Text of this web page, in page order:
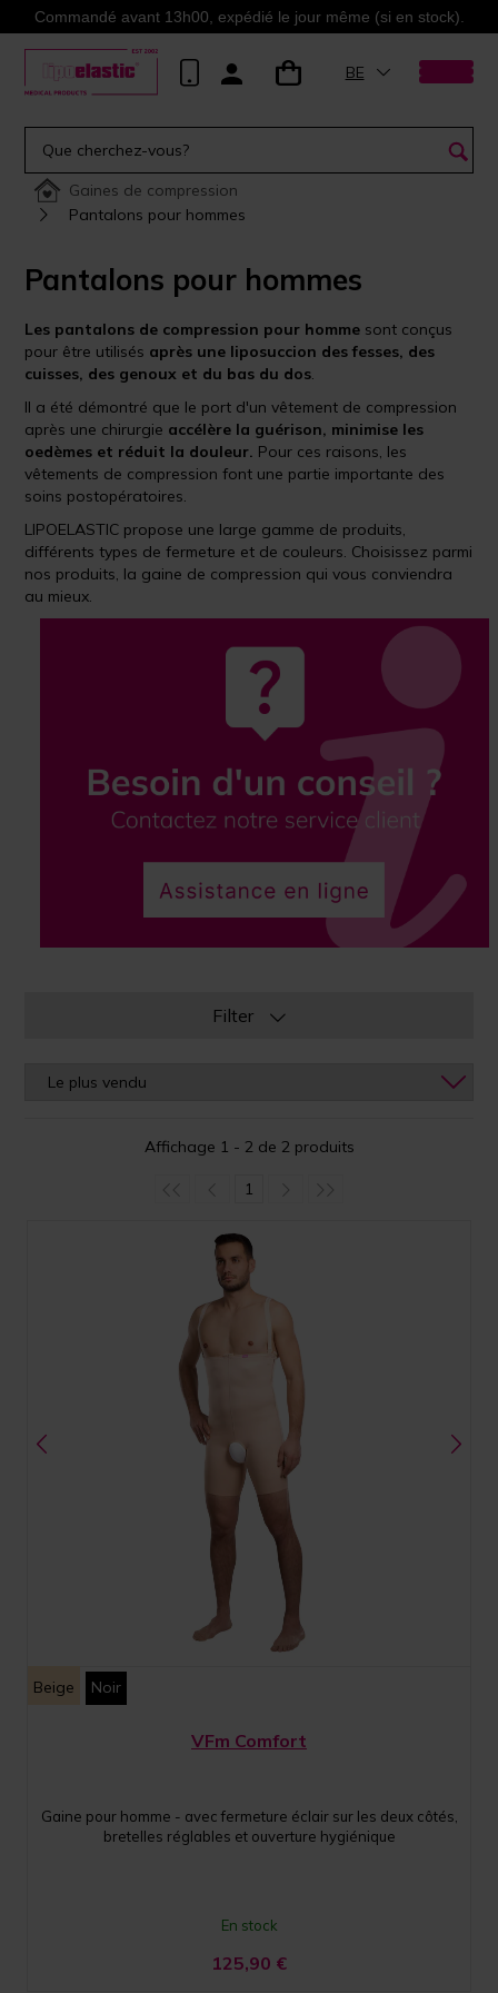
Commandé avant 13h00, expédié le jour même (si en stock).
BE
Gaines de compression
Pantalons pour hommes
Pantalons pour hommes
Les pantalons de compression pour homme sont conçus
pour être utilisés après une liposuccion des fesses, des
cuisses, des genoux et du bas du dos.
Il a été démontré que le port d'un vêtement de compression
après une chirurgie accélère la guérison, minimise les
oedèmes et réduit la douleur. Pour ces raisons, les
vêtements de compression font une partie importante des
soins postopératoires.
LIPOELASTIC propose une large gamme de produits,
différents types de fermeture et de couleurs. Choisissez parmi
nos produits, la gaine de compression qui vous conviendra
au mieux.
Filter
Affichage 1 - 2 de 2 produits
1
Beige Noir
VFm Comfort
Gaine pour homme - avec fermeture éclair sur les deux côtés,
bretelles réglables et ouverture hygiénique
En stock
125,90 €